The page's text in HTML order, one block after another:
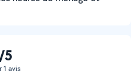
5
1 avis